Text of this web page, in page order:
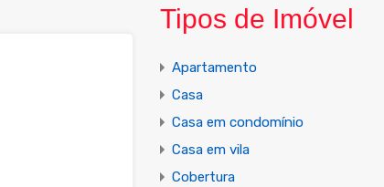
Tipos de Imóvel
Apartamento
Casa
Casa em condomínio
Casa em vila
Cobertura